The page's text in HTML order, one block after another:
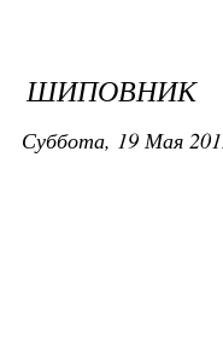
ШИПОВНИК
Суббота, 19 Мая